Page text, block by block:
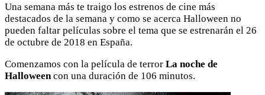
Una semana más te traigo los estrenos de cine más
destacados de la semana y como se acerca Halloween no
pueden faltar películas sobre el tema que se estrenarán el 26
de octubre de 2018 en España.
Comenzamos con la película de terror La noche de
Halloween con una duración de 106 minutos.